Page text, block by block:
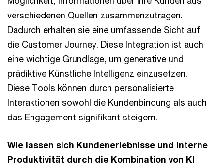
verschiedenen Quellen zusammenzutragen.
Dadurch erhalten sie eine umfassende Sicht auf
die Customer Journey. Diese Integration ist auch
eine wichtige Grundlage, um generative und
prädiktive Künstliche Intelligenz einzusetzen.
Diese Tools können durch personalisierte
Interaktionen sowohl die Kundenbindung als auch
das Engagement signifikant steigern.
Wie lassen sich Kundenerlebnisse und interne
Produktivität durch die Kombination von KI